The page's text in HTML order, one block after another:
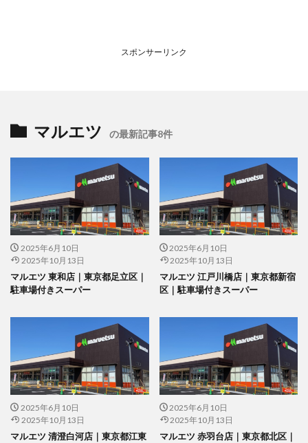
スポンサーリンク
マルエツ の最新記事8件
2025年6月10日
2025年10月13日
マルエツ 東和店｜東京都足立区｜
駐車場付きスーパー
2025年6月10日
2025年10月13日
マルエツ 江戸川橋店｜東京都新宿
区｜駐車場付きスーパー
2025年6月10日
2025年10月13日
マルエツ 清澄白河店｜東京都江東
2025年6月10日
2025年10月13日
マルエツ 赤羽台店｜東京都北区｜